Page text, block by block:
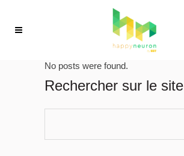
No posts were found.
Rechercher sur le site